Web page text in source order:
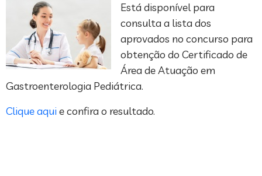
Está disponível para
consulta a lista dos
aprovados no concurso para
obtenção do Certificado de
Área de Atuação em
Gastroenterologia Pediátrica.
Clique aqui e confira o resultado.